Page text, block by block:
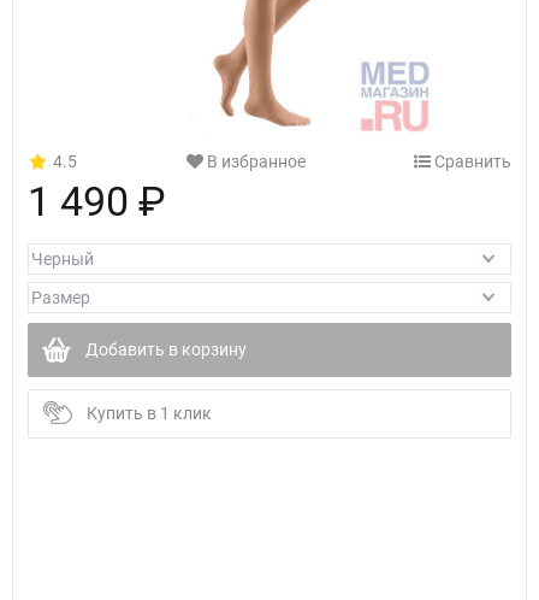
4.5 В избранное Сравнить
1 490 ₽
Добавить в корзину
Купить в 1 клик